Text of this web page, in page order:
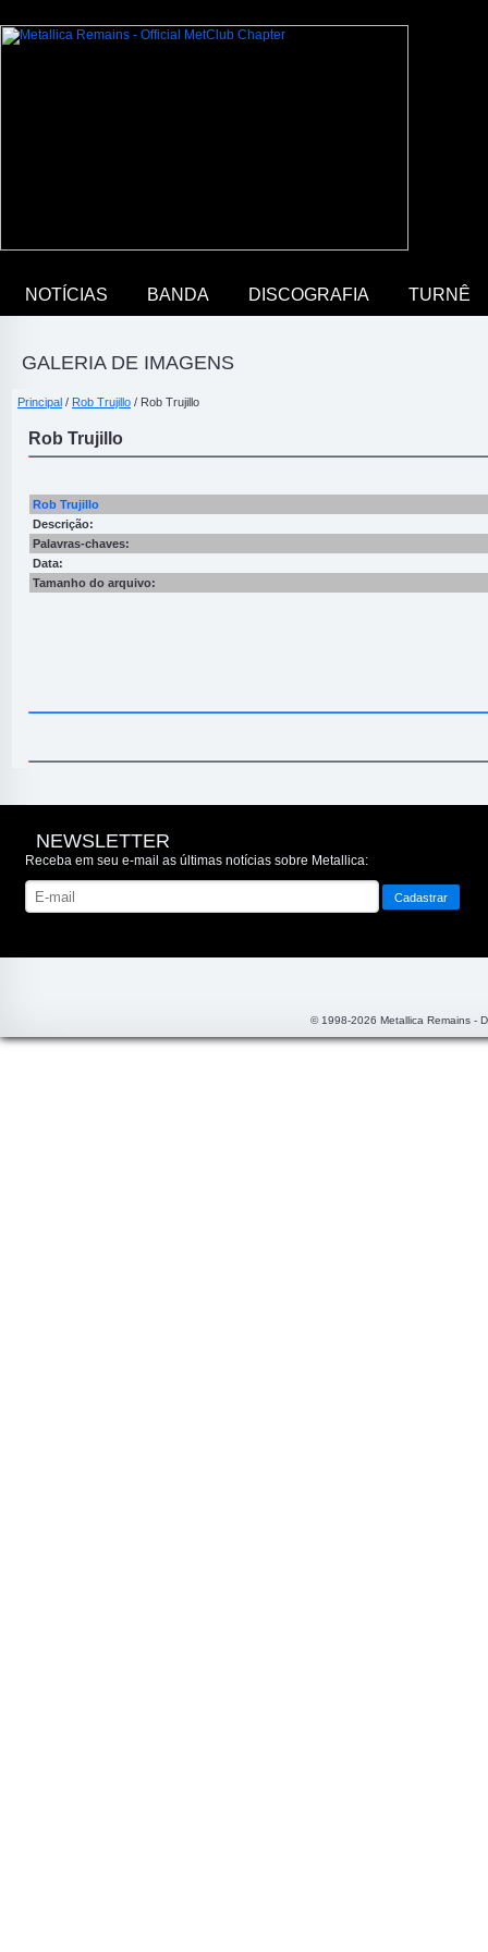
NOTÍCIAS BANDA DISCOGRAFIA TURNÊ
GALERIA DE IMAGENS
Principal / Rob Trujillo / Rob Trujillo
Rob Trujillo
Rob Trujillo
Descrição:
Palavras-chaves:
Data:
Tamanho do arquivo:
NEWSLETTER
Receba em seu e-mail as últimas notícias sobre Metallica:
© 1998-2026 Metallica Remains -